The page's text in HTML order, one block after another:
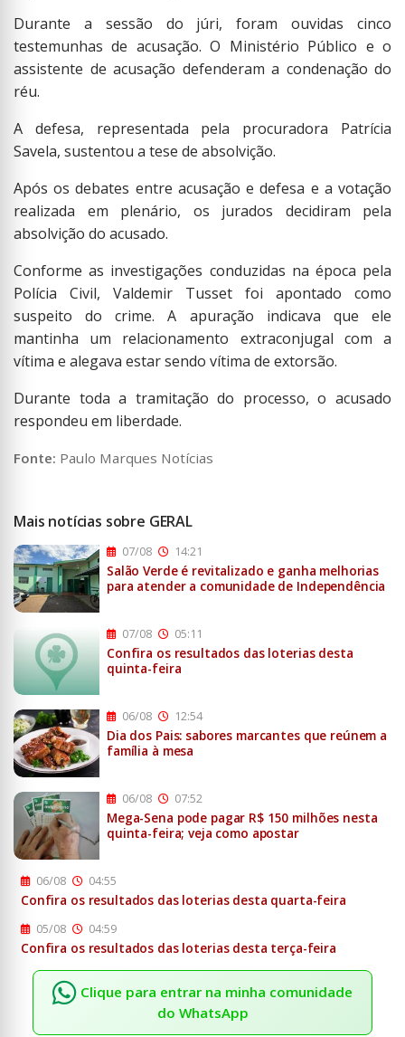
Durante a sessão do júri, foram ouvidas cinco
testemunhas de acusação. O Ministério Público e o
assistente de acusação defenderam a condenação do
réu.
A defesa, representada pela procuradora Patrícia
Savela, sustentou a tese de absolvição.
Após os debates entre acusação e defesa e a votação
realizada em plenário, os jurados decidiram pela
absolvição do acusado.
Conforme as investigações conduzidas na época pela
Polícia Civil, Valdemir Tusset foi apontado como
suspeito do crime. A apuração indicava que ele
mantinha um relacionamento extraconjugal com a
vítima e alegava estar sendo vítima de extorsão.
Durante toda a tramitação do processo, o acusado
respondeu em liberdade.
Fonte: Paulo Marques Notícias
Mais notícias sobre GERAL
07/08 14:21
Salão Verde é revitalizado e ganha melhorias
para atender a comunidade de Independência
07/08 05:11
Confira os resultados das loterias desta
quinta-feira
06/08 12:54
Dia dos Pais: sabores marcantes que reúnem a
família à mesa
06/08 07:52
Mega-Sena pode pagar R$ 150 milhões nesta
quinta-feira; veja como apostar
06/08 04:55
Confira os resultados das loterias desta quarta-feira
05/08 04:59
Confira os resultados das loterias desta terça-feira
Clique para entrar na minha comunidade
do WhatsApp